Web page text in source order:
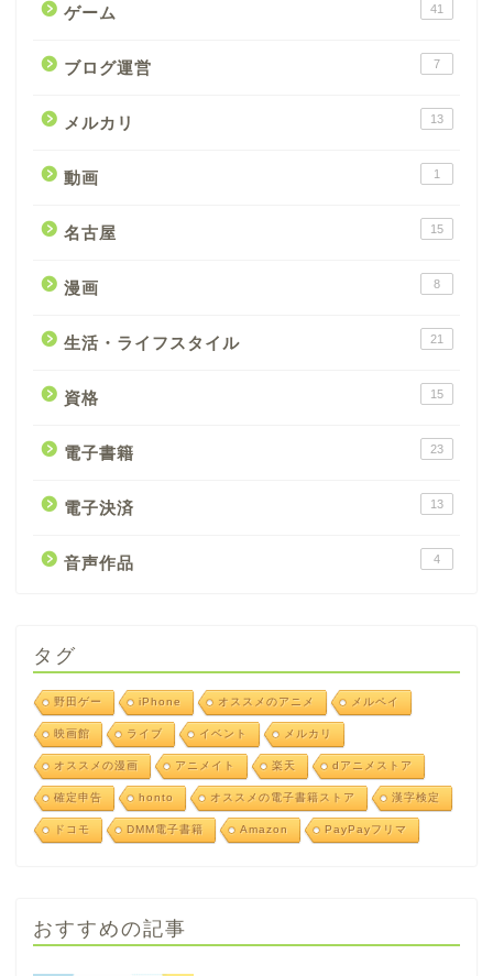
ゲーム 41
ブログ運営 7
メルカリ 13
動画 1
名古屋 15
漫画 8
生活・ライフスタイル 21
資格 15
電子書籍 23
電子決済 13
音声作品 4
タグ
野田ゲー iPhone オススメのアニメ メルペイ
映画館 ライブ イベント メルカリ
オススメの漫画 アニメイト 楽天 dアニメストア
確定申告 honto オススメの電子書籍ストア 漢字検定
ドコモ DMM電子書籍 Amazon PayPayフリマ
おすすめの記事